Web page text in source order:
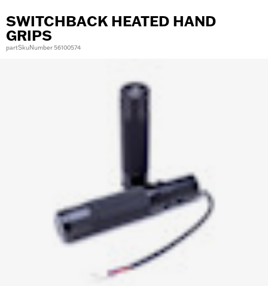
SWITCHBACK HEATED HAND
GRIPS
partSkuNumber 56100574